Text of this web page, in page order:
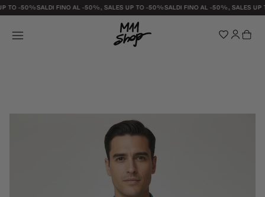
TO -50%SALDI FINO AL -50%, SALES UP TO -50%SALDI FINO AL -50%, SALES UP